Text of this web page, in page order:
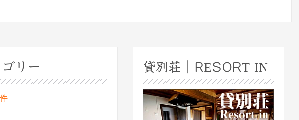
ゴリー 貸別荘｜RESORT IN